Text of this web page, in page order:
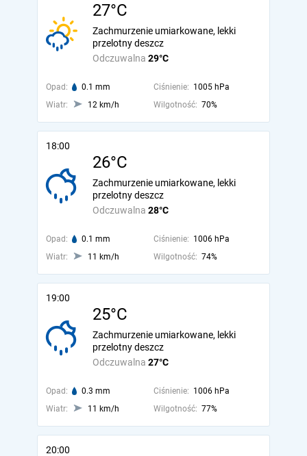
27°C
Odczuwalna 29°C
Zachmurzenie umiarkowane, lekki
przelotny deszcz
Opad: 0.1 mm Ciśnienie: 1005 hPa
Wiatr:
12 km/h Wilgotność: 70%
18:00
26°C
Odczuwalna 28°C
Zachmurzenie umiarkowane, lekki
przelotny deszcz
Opad: 0.1 mm Ciśnienie: 1006 hPa
Wiatr:
11 km/h Wilgotność: 74%
19:00
25°C
Odczuwalna 27°C
Zachmurzenie umiarkowane, lekki
przelotny deszcz
Opad: 0.3 mm Ciśnienie: 1006 hPa
Wiatr:
11 km/h Wilgotność: 77%
20:00